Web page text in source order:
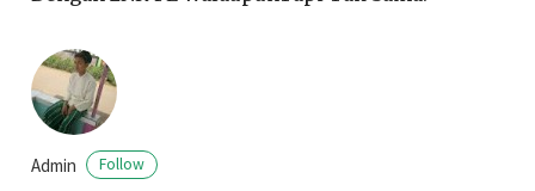
Admin Follow